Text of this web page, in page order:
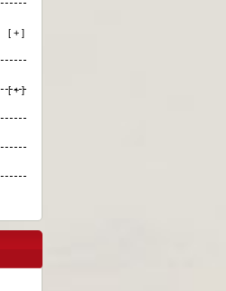
[ + ]
[ + ]